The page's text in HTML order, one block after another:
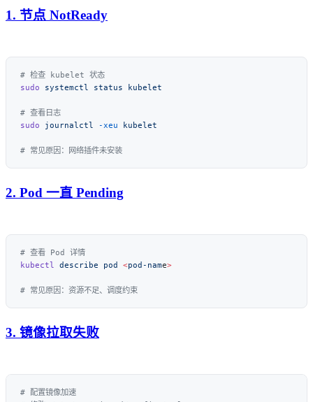
1. 节点 NotReady
sudo systemctl status
sudo journalctl -xeu
2. Pod 一直 Pending
kubectl describe pod <pod-name
3. 镜像拉取失败